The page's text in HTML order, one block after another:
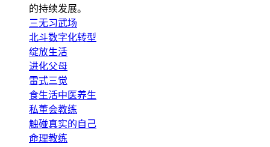
的持续发展。
三无习武场
北斗数字化转型
绽放生活
进化父母
雷式三觉
食生活中医养生
私董会教练
触碰真实的自己
命理教练